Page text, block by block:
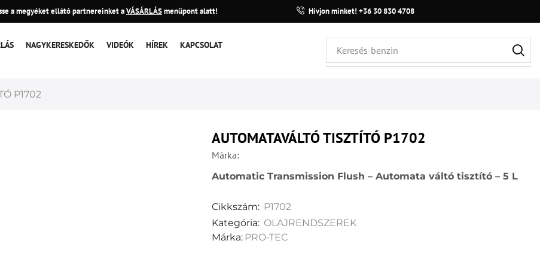
a megyéket ellátó partnereinket aVÁSÁRLÁSmenüpont alatt! Hívjon minket! +36 30 830 4708
NAGYKERESKEDŐK VIDEÓK HÍREK KAPCSOLAT Keresés benzin
P1702
AUTOMATAVÁLTÓ TISZTÍTÓ P1702
Márka:
Automatic Transmission Flush – Automata váltó tisztító – 5 L
Cikkszám: P1702
Kategória: OLAJRENDSZEREK
Márka: PRO-TEC